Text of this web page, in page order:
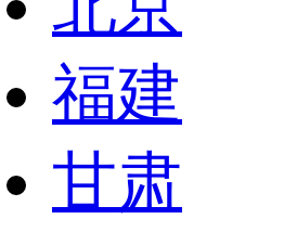
福建
甘肃